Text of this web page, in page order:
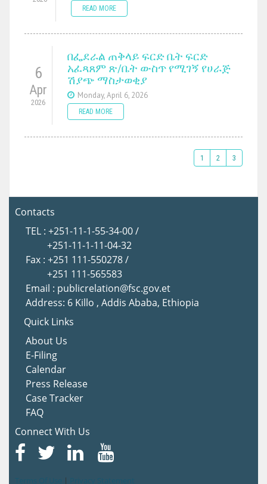
READ MORE
6
Apr
2026
በፌደራል ጠቅላይ ፍርድ ቤት ፍርድ
አፈጻጸም ጽ/ቤት ውስጥ የሚገኝ የሀራጅ
ሽያጭ ማስታወቂያ
Monday, April 6, 2026
READ MORE
1 2 3
Contacts
TEL : +251-11-1-55-34-00 /
+251-11-1-11-04-32
Fax : +251 111-550278 /
+251 111-565583
Email : publicrelation@fsc.gov.et
Address: 6 Killo , Addis Ababa, Ethiopia
Quick Links
About Us
E-Filing
Calendar
Press Release
Case Tracker
FAQ
Connect With Us
|